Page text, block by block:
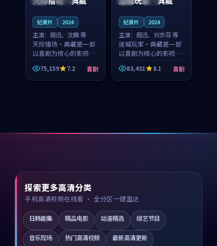
纪录片 2024
主演： 周迅、沈腾 等
天际猎场·典藏是一部
以喜剧为核心的影视作
品，围绕危机、反转与
人物成长展开，整体节
奏紧凑，值得推荐观
75,159 7.2 喜剧
纪录片 2024
主演： 周迅、刘亦菲 等
迷城玩家·典藏是一部
以喜剧为核心的影视作
品，围绕危机、反转与
人物成长展开，整体节
奏紧凑，值得推荐观
83,431 8.1 喜剧
探索更多高清分类
手机高清视频在线看 · 全分区一键直达
日韩剧集 精品电影 动漫精选 综艺节目
音乐现场 热门高清视频 最新高清更新